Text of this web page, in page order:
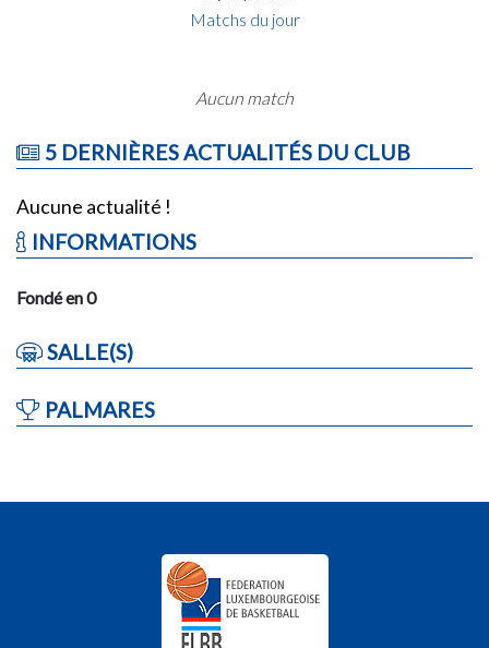
Matchs du jour
Aucun match
5 DERNIÈRES ACTUALITÉS DU CLUB
Aucune actualité !
INFORMATIONS
Fondé en 0
SALLE(S)
PALMARES